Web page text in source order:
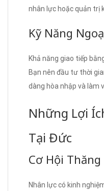
nhân lực hoặc quản trị
Kỹ Năng
Khả năng giao tiếp
Bạn nên đầu tư thời
dàng hòa nhập và làm
Những Lợi
Tại Đức
Cơ Hội Thăng
Nhân lực có kinh